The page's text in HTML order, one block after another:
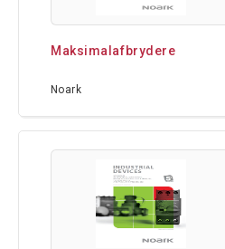
Maksimalafbrydere
Noark